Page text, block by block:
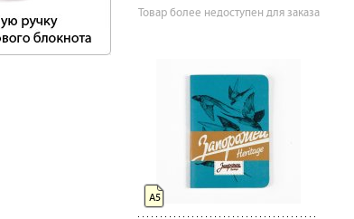
Товар более недоступен для заказа
А5